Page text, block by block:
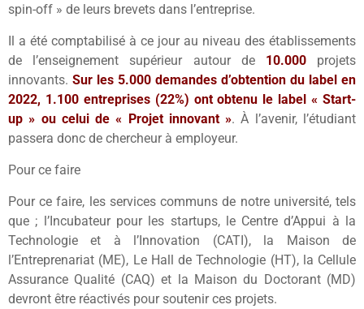
spin-off » de leurs brevets dans l’entreprise.
Il a été comptabilisé à ce jour au niveau des établissements
de l’enseignement supérieur autour de 10.000projets
innovants. Sur les 5.000 demandes d’obtention du label en
2022, 1.100 entreprises (22%) ont obtenu le label « Start-
up » ou celui de « Projet innovant ». À l’avenir, l’étudiant
passera donc de chercheur à employeur.
Pour ce faire
Pour ce faire, les services communs de notre université, tels
que ; l’Incubateur pour les startups, le Centre d’Appui à la
Technologie et à l’Innovation (CATI), la Maison de
l’Entreprenariat (ME), Le Hall de Technologie (HT), la Cellule
Assurance Qualité (CAQ) et la Maison du Doctorant (MD)
devront être réactivés pour soutenir ces projets.